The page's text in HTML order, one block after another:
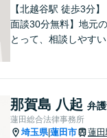
連絡ください。
【北越谷駅 徒歩3分
面談30分無料】地元
とって、相談しやすい
してよいのかと迷って
方、ぜひ一度ご相談く
い。
那賀島 八起 弁
蓮田総合法律事務所
埼玉県|蓮田市 蓮田